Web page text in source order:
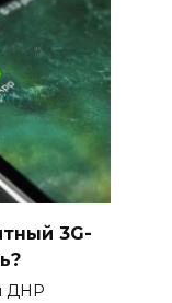
3G-
ДНР